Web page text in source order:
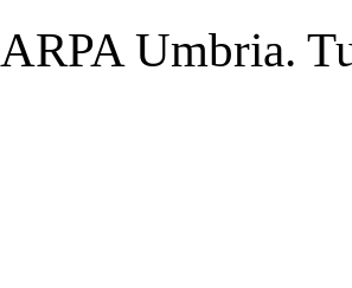
Umbria.